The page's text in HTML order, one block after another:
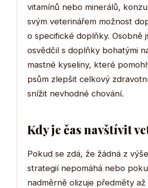
vitamínů nebo minerálů,
svým veterinářem možnost
o specifické doplňky. Osobně
osvědčil s doplňky bohatými
mastné kyseliny, které
psům zlepšit celkový
snížit nevhodné chování.
Kdy je čas navštívit
Pokud se zdá, že žádná z
strategií nepomáhá nebo
nadměrně olizuje předměty až